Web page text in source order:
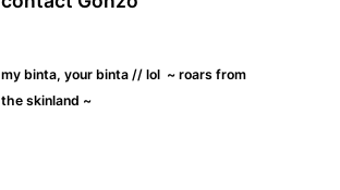
my binta, your binta // lol ~ roars from
the skinland ~